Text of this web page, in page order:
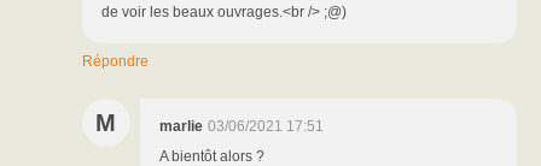
de voir les beaux ouvrages.<br /> ;@)
Répondre
M marlie 03/06/2021 17:51
A bientôt alors ?